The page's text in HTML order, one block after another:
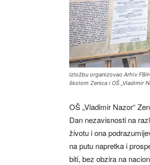
Izložbu organizovao Arhiv
školom Zenica i OŠ „Vladimir
OŠ „Vladimir Nazor“
Dan nezavisnosti na
životu i ona
na putu napretka i
biti, bez obzira na